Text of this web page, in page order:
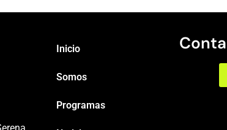
Inicio
Somos
Programas